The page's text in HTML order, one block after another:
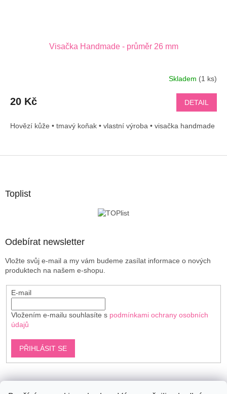
Visačka Handmade - průměr 26 mm
Skladem (1 ks)
20 Kč DETAIL
Hovězí kůže • tmavý koňak • vlastní výroba • visačka handmade
Toplist
Odebírat newsletter
Vložte svůj e-mail a my vám budeme zasílat informace o nových
produktech na našem e-shopu.
E-mail
Vložením e-mailu souhlasíte s podmínkami ochrany osobních
údajů
PŘIHLÁSIT SE